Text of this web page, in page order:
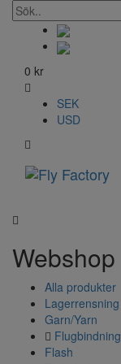
0 kr
SEK
USD
Webshop
Alla produkter
Lagerrensning
Garn/Yarn
Flugbindning
Flash